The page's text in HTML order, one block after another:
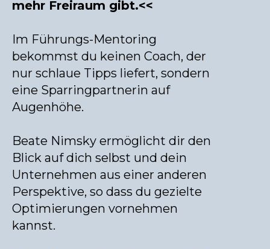
mehr Freiraum gibt.<<
Im Führungs-Mentoring
bekommst du keinen Coach, der
nur schlaue Tipps liefert, sondern
eine Sparringpartnerin auf
Augenhöhe.
Beate Nimsky ermöglicht dir den
Blick auf dich selbst und dein
Unternehmen aus einer anderen
Perspektive, so dass du gezielte
Optimierungen vornehmen
kannst.